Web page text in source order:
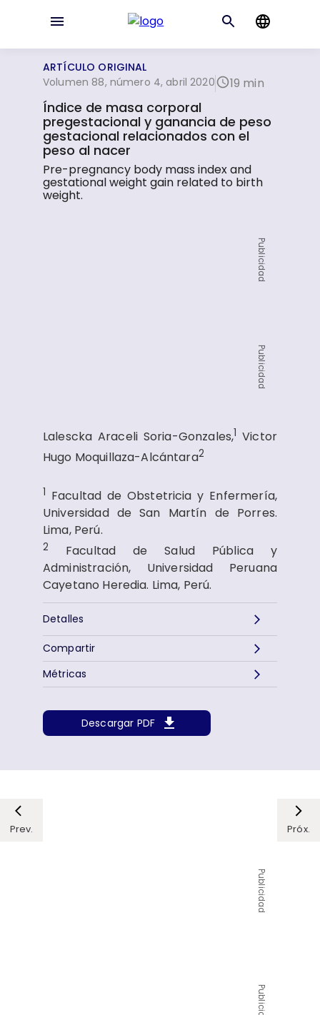
ARTÍCULO ORIGINAL
Volumen 88, número 4, abril 2020
19 min
Índice de masa corporal
pregestacional y ganancia de peso
gestacional relacionados con el
peso al nacer
Pre-pregnancy body mass index and
gestational weight gain related to birth
weight.
Publicidad
Publicidad
Lalescka Araceli Soria-Gonzales,1 Victor
Hugo Moquillaza-Alcántara2
1 Facultad de Obstetricia y Enfermería,
Universidad de San Martín de Porres.
Lima, Perú.
2
Facultad de Salud Pública y
Administración, Universidad Peruana
Cayetano Heredia. Lima, Perú.
Detalles
Descargar PDF
Métricas
Compartir
Prev. Próx.
Publicidad